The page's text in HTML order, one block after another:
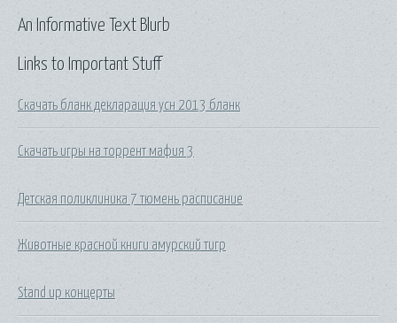
Links to Important Stuff
Скачать бланк декларация усн 2013 бланк
Скачать игры на торрент мафия 3
Детская поликлиника 7 тюмень расписание
Животные красной книги амурский тигр
Stand up концерты
An Informative Text Blurb